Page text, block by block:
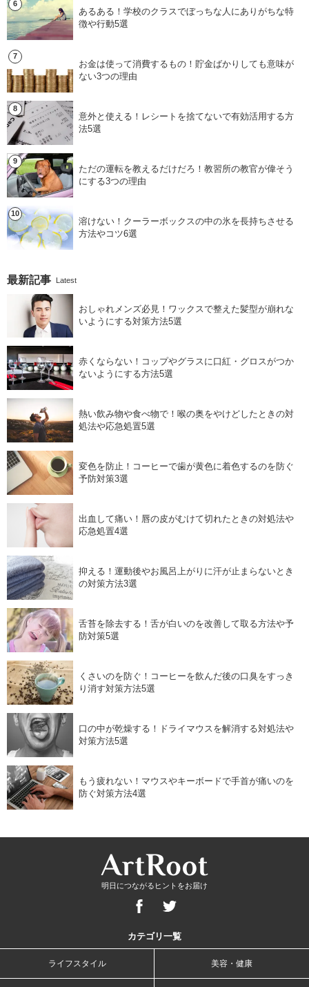
あるある！学校のクラスでぼっちな人にありがちな特
徴や行動5選
お金は使って消費するもの！貯金ばかりしても意味が
ない3つの理由
意外と使える！レシートを捨てないで有効活用する方
法5選
ただの運転を教えるだけだろ！教習所の教官が偉そう
にする3つの理由
溶けない！クーラーボックスの中の氷を長持ちさせる
方法やコツ6選
最新記事 Latest
おしゃれメンズ必見！ワックスで整えた髪型が崩れな
いようにする対策方法5選
赤くならない！コップやグラスに口紅・グロスがつか
ないようにする方法5選
熱い飲み物や食べ物で！喉の奥をやけどしたときの対
処法や応急処置5選
変色を防止！コーヒーで歯が黄色に着色するのを防ぐ
予防対策3選
出血して痛い！唇の皮がむけて切れたときの対処法や
応急処置4選
抑える！運動後やお風呂上がりに汗が止まらないとき
の対策方法3選
舌苔を除去する！舌が白いのを改善して取る方法や予
防対策5選
くさいのを防ぐ！コーヒーを飲んだ後の口臭をすっき
り消す対策方法5選
口の中が乾燥する！ドライマウスを解消する対処法や
対策方法5選
もう疲れない！マウスやキーボードで手首が痛いのを
防ぐ対策方法4選
明日につながるヒントをお届け
カテゴリ一覧
ライフスタイル 美容・健康